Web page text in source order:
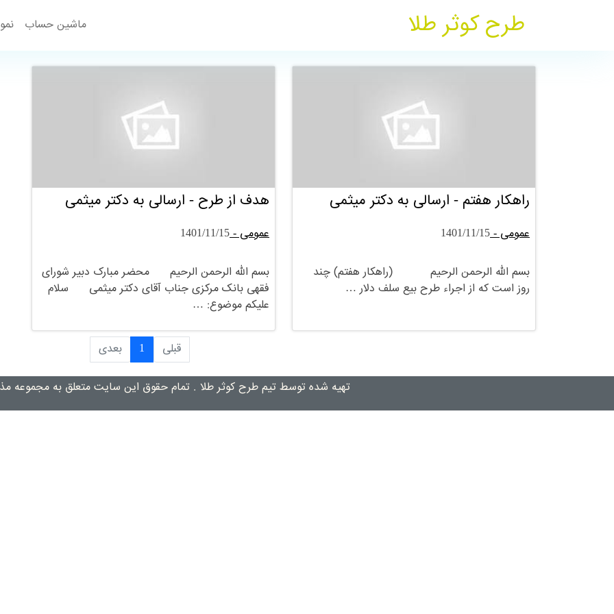
طرح کوثر طلا ماشین حساب
راهکار هفتم - ارسالی به دکتر میثمی
عمومی -1401/11/15
بسم الله الرحمن الرحیم (راهکار هفتم) چند
روز است که از اجراء طرح بیع سلف دلار …
هدف از طرح - ارسالی به دکتر میثمی
عمومی -1401/11/15
بسم الله الرحمن الرحیم محضر مبارک دبیر شورای
فقهی بانک مرکزی جناب آقای دکتر میثمی سلام
علیکم موضوع: …
قبلی 1 بعدی
تهیه شده توسط تیم طرح کوثر طلا . تمام حقوق این سایت متعلق به مجموعه